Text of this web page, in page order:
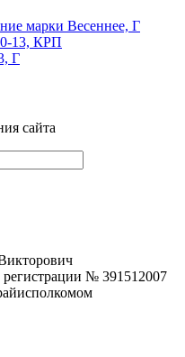
марки Весеннее, Г
13, КРП
Г
сайта
регистрации № 391512007